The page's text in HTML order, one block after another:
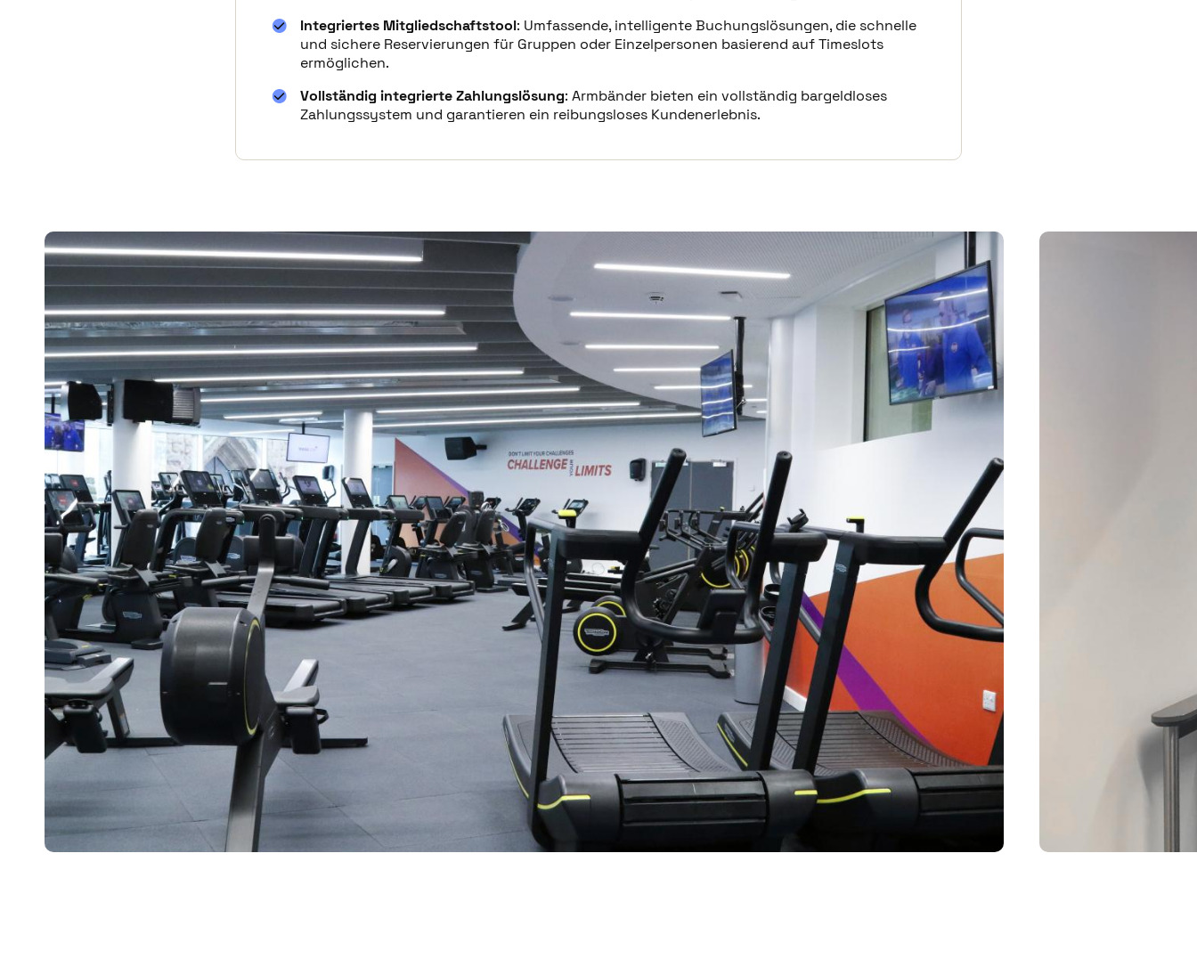
Vintias einheitliches digitales Ökosystem versorgt CV Life auch mit wertvollen Daten und Analysetools, die
der Organisation dabei helfen, fundierte Entscheidungen zu treffen. Umfangreiche
unterstützen damit zielgerichtetere Marketingkampagnen. Zudem hat das Personal jederzeit Zugriff auf
Echtzeitdaten zum Standort aller Besucher, was die Sicherheits- und Notfallreaktionsprotokolle
Trainingsmuster und es werden Einblicke für andere Teile der Einrichtung verfügbar. Unsere Lösung ist
zudem mit den Kultur- und Freizeit-Rabattprogrammen der Stadt Coventry namens Go CV integriert.
Integriertes Mitgliedschaftstool: Umfassende, intelligente Buchungslösungen, die schnelle
und sichere Reservierungen für Gruppen oder Einzelpersonen basierend auf Timeslots
ermöglichen.
Vollständig integrierte Zahlungslösung: Armbänder bieten ein vollständig bargeldloses
Zahlungssystem und garantieren ein reibungsloses Kundenerlebnis.